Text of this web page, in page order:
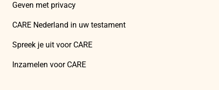
Geven met privacy
CARE Nederland in uw testament
Spreek je uit voor CARE
Inzamelen voor CARE